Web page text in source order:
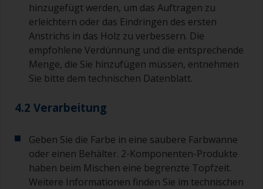
oder Sie tragen zu viel auf.
Vermeiden Sie es, Farbe direkt aus der Dose zu
verwenden, da dies zu Verunreinigungen und
vorzeitiger Alterung der Farbe durch
Lösungsmittelverdampfung führen kann. Geben
werden, in einen separaten Behälter.
Alte Marmeladengläser oder saubere, trockene
Blechdosen sind zum Mischen von Farbe
nützlich. Auch Messlöffel in verschiedenen
Größen, die Sie in jedem Supermarkt kaufen
können, sind ideal zum Abmessen kleiner
hinzugefügt werden, um das Auftragen zu
erleichtern oder das Eindringen des ersten
Anstrichs in das Holz zu verbessern. Die
empfohlene Verdünnung und die entsprechende
Menge, die Sie hinzufügen müssen, entnehmen
Sie bitte dem technischen Datenblatt.
4.2 Verarbeitung
Geben Sie die Farbe in eine saubere Farbwanne
oder einen Behälter. 2-Komponenten-Produkte
haben beim Mischen eine begrenzte Topfzeit.
Weitere Informationen finden Sie im technischen